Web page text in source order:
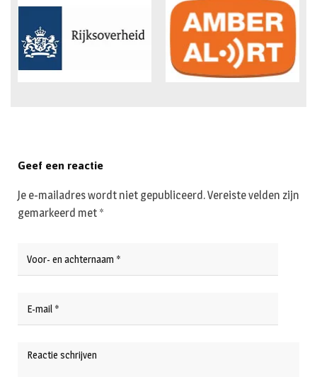
Geef een reactie
Je e-mailadres wordt niet gepubliceerd.Vereiste velden zijn
gemarkeerd met *